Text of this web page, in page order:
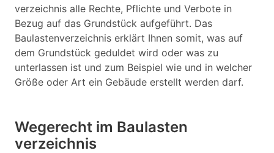
verzeichnis alle Rechte, Pflichte und Verbote in
Bezug auf das Grundstück aufgeführt. Das
Baulastenverzeichnis erklärt Ihnen somit, was auf
dem Grundstück geduldet wird oder was zu
unterlassen ist und zum Beispiel wie und in welcher
Größe oder Art ein Gebäude erstellt werden darf.
Wegerecht im Baulasten
verzeichnis